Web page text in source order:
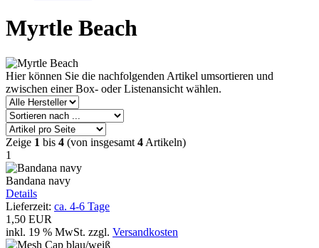
Myrtle Beach
Hier können Sie die nachfolgenden Artikel umsortieren und
zwischen einer Box- oder Listenansicht wählen.
Zeige 1 bis 4 (von insgesamt 4 Artikeln)
1
Bandana navy
Details
Lieferzeit: ca. 4-6 Tage
1,50 EUR
inkl. 19 % MwSt. zzgl. Versandkosten